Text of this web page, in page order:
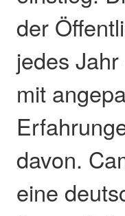
der
jedes
mit
davon.
eine